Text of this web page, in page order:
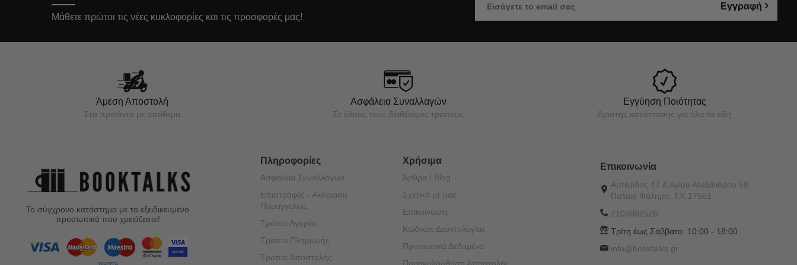
Μάθετε πρώτοι τις νέες κυκλοφορίες και τις προσφορές μας!
Εγγραφή
Άμεση Αποστολή
Στα προϊόντα με απόθεμα
Ασφάλεια Συναλλαγών
Σε όλους τους διαθέσιμος τρόπους
Εγγύηση Ποιότητας
Άριστης κατάστασης για όλα τα είδη
Το σύγχρονο κατάστημα με το εξειδικευμένο
προσωπικό που χρειάζεσαι!
Πληροφορίες
Ασφάλεια Συναλλαγών
Επιστροφές - Ακύρωση
Παραγγελίας
Τρόποι Αγοράς
Τρόποι Πληρωμής
Τρόποι Αποστολής
Χρήσιμα
Άρθρα / Blog
Σχετικά με μας
Επικοινωνία
Κώδικας Δεοντολογίας
Προσωπικά Δεδομένα
Επικοινωνία
Αρτέμιδος 47 & Αγίου Αλεξάνδρου 58
Παλαιό Φάληρο, Τ.Κ.17561
2109802520
Τρίτη έως Σάββατο: 10:00 - 18:00
info@booktalks.gr